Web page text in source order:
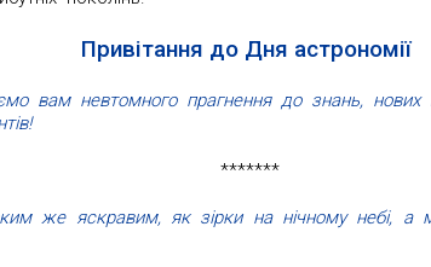
Привітання до Дня астрономії
вам невтомного прагнення до знань, нових
*******
же яскравим, як зірки на нічному небі, а